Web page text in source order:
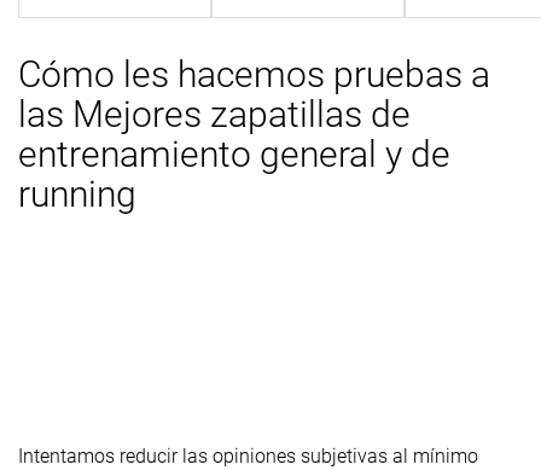
Cómo les hacemos pruebas a
las Mejores zapatillas de
entrenamiento general y de
running
Intentamos reducir las opiniones subjetivas al mínimo